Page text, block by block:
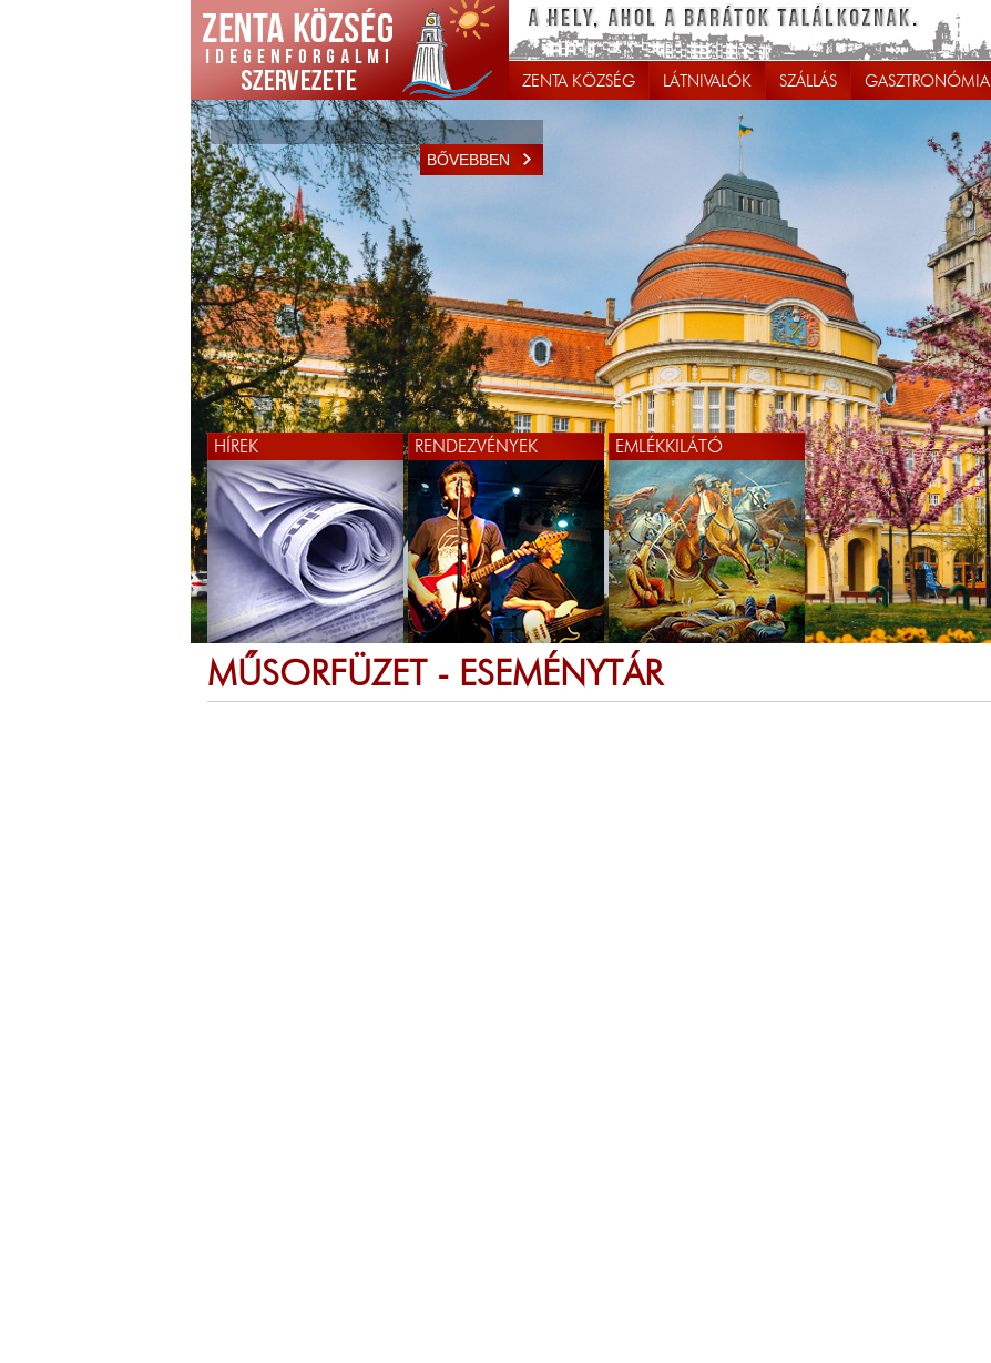
ZENTA KÖZSÉG LÁTNIVALÓK SZÁLLÁS GASZTRONÓMIA
BŐVEBBEN
HÍREK RENDEZVÉNYEK EMLÉKKILÁTÓ
MŰSORFÜZET - ESEMÉNYTÁR